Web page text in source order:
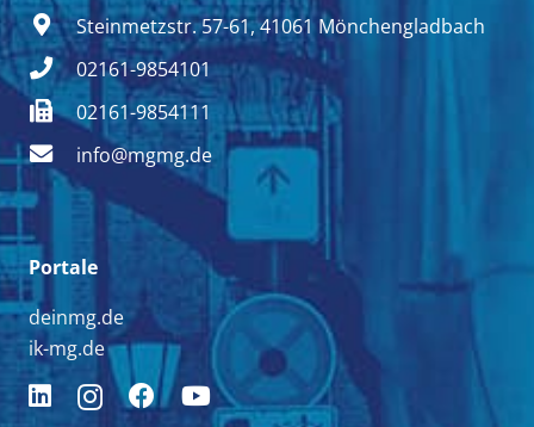
Steinmetzstr. 57-61, 41061 Mönchengladbach
02161-9854101
02161-9854111
info@mgmg.de
Portale
deinmg.de
ik-mg.de